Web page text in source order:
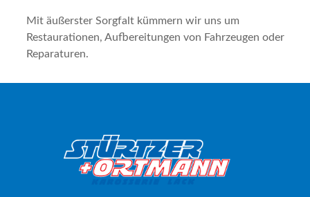
Mit äußerster Sorgfalt kümmern wir uns um
Restaurationen, Aufbereitungen von Fahrzeugen oder
Reparaturen.